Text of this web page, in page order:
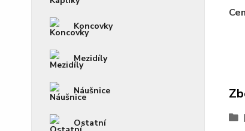
Koncovky
Mezidíly
Náušnice
Ostatní